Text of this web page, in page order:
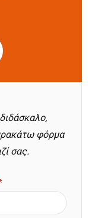
καρτέλα)
φόρμα
σας.